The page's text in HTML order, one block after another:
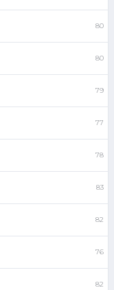
80
80
79
77
78
83
82
76
82